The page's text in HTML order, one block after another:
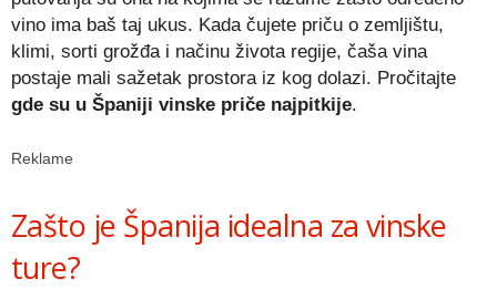
vino ima baš taj ukus. Kada čujete priču o zemljištu,
klimi, sorti grožđa i načinu života regije, čaša vina
postaje mali sažetak prostora iz kog dolazi. Pročitajte
gde su u Španiji vinske priče najpitkije.
Reklame
Zašto je Španija idealna za vinske
ture?